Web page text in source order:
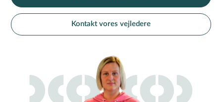
Kontakt vores vejledere